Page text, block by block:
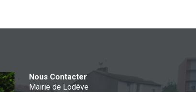
Nous Contacter
Mairie de Lodève